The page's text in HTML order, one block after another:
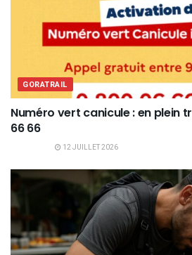
GORATRAIL
Numéro vert canicule : en plein
66 66
12 JUILLET 2026